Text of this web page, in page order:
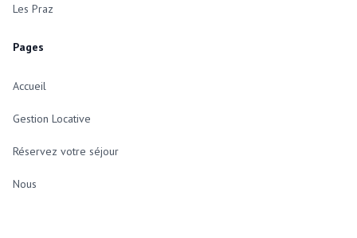
Les Praz
Pages
Accueil
Gestion Locative
Réservez votre séjour
Nous